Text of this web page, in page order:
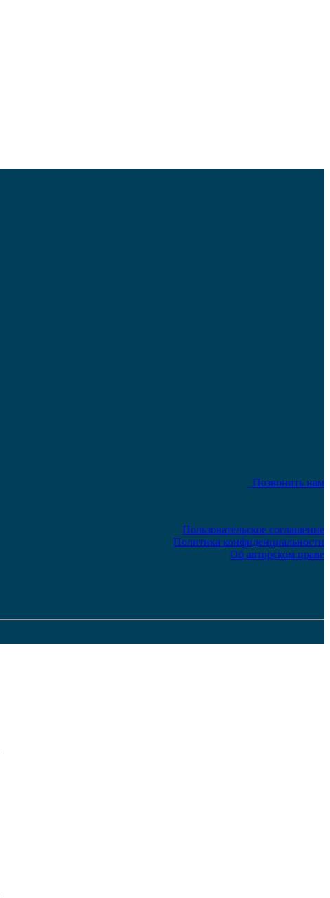
Позвонить нам
Пользовательское соглашение
Политика конфиденциальности
Об авторском праве